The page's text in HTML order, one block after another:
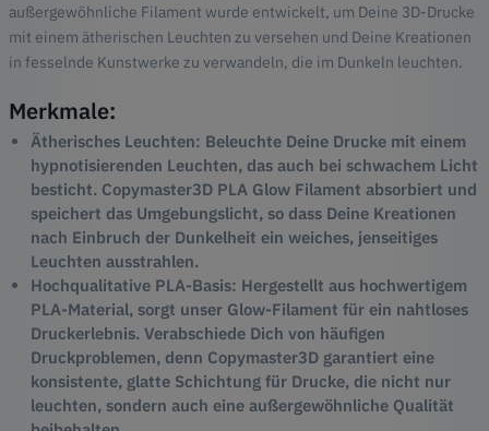
außergewöhnliche Filament wurde entwickelt, um Deine 3D-Drucke
mit einem ätherischen Leuchten zu versehen und Deine Kreationen
in fesselnde Kunstwerke zu verwandeln, die im Dunkeln leuchten.
Merkmale:
Ätherisches Leuchten: Beleuchte Deine Drucke mit einem
hypnotisierenden Leuchten, das auch bei schwachem Licht
besticht. Copymaster3D PLA Glow Filament absorbiert und
speichert das Umgebungslicht, so dass Deine Kreationen
nach Einbruch der Dunkelheit ein weiches, jenseitiges
Leuchten ausstrahlen.
Hochqualitative PLA-Basis: Hergestellt aus hochwertigem
PLA-Material, sorgt unser Glow-Filament für ein nahtloses
Druckerlebnis. Verabschiede Dich von häufigen
Druckproblemen, denn Copymaster3D garantiert eine
konsistente, glatte Schichtung für Drucke, die nicht nur
leuchten, sondern auch eine außergewöhnliche Qualität